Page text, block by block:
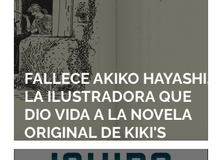
FALLECE AKIKO HAYASHI,
LA ILUSTRADORA QUE
DIO VIDA A LA NOVELA
ORIGINAL DE KIKI'S
DELIVERY SERVICE